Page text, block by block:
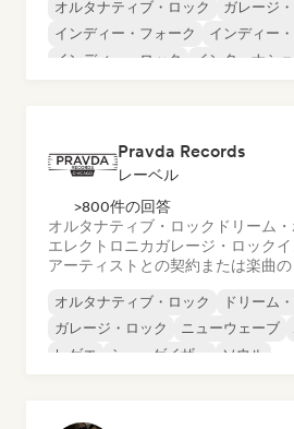
オルタナティブ・ロック
ガレージ
インディー・フォーク
インディー
インディー・ロック
インターナシ
Pravda Records
レーベル
>800件の回答
オルタナティブ・ロック ドリーム
エレクトロニカガレージ・ロック
アーティストとの契約または楽曲
オルタナティブ・ロック
ドリーム
ガレージ・ロック
ニューウェーブ
レゲエ
シューゲイザー ソウル